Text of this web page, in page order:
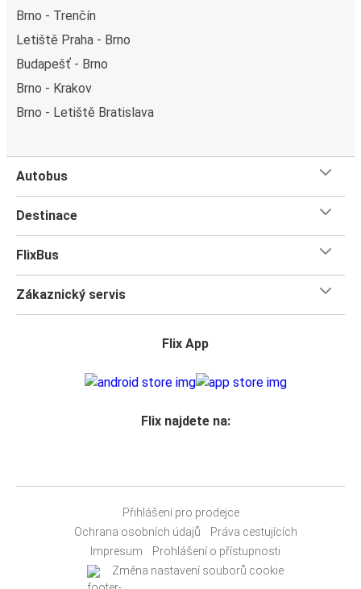
Brno - Trenčín
Letiště Praha - Brno
Budapešť - Brno
Brno - Krakov
Brno - Letiště Bratislava
Autobus
Destinace
FlixBus
Zákaznický servis
Flix App
Flix najdete na:
Přihlášení pro prodejce
Ochrana osobních údajů
Práva cestujících
Impresum
Prohlášení o přístupnosti
Změna nastavení souborů cookie